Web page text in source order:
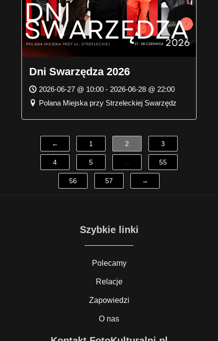
Dni Swarzędza 2026
2026-06-27 @ 10:00 - 2026-06-28 @ 22:00
Polana Miejska przy Strzeleckiej Swarzędz
← 1 2 3
4 5 55
56 57 →
Szybkie linki
Polecamy
Relacje
Zapowiedzi
O nas